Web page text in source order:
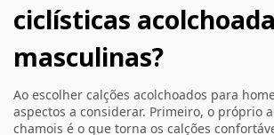
ciclísticas
masculinas?
Ao escolher calções acolchoados para
aspectos a considerar. Primeiro, o próprio
chamois é o que torna os calções